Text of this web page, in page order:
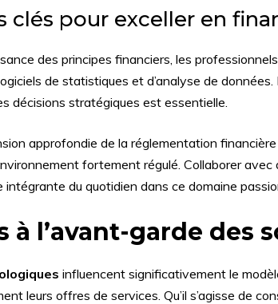
clés pour exceller en
des principes financiers, les
de statistiques et d’analyse de
décisions stratégiques est essentielle.
approfondie de la réglementation
fortement régulé. Collaborer
du quotidien dans ce domaine
à l’avant-garde des
influencent significativement le
leurs offres de services. Qu’il s’agisse de